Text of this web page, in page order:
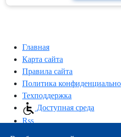
Главная
Карта сайта
Правила сайта
Политика
Техподдержка
Доступная среда
Rss